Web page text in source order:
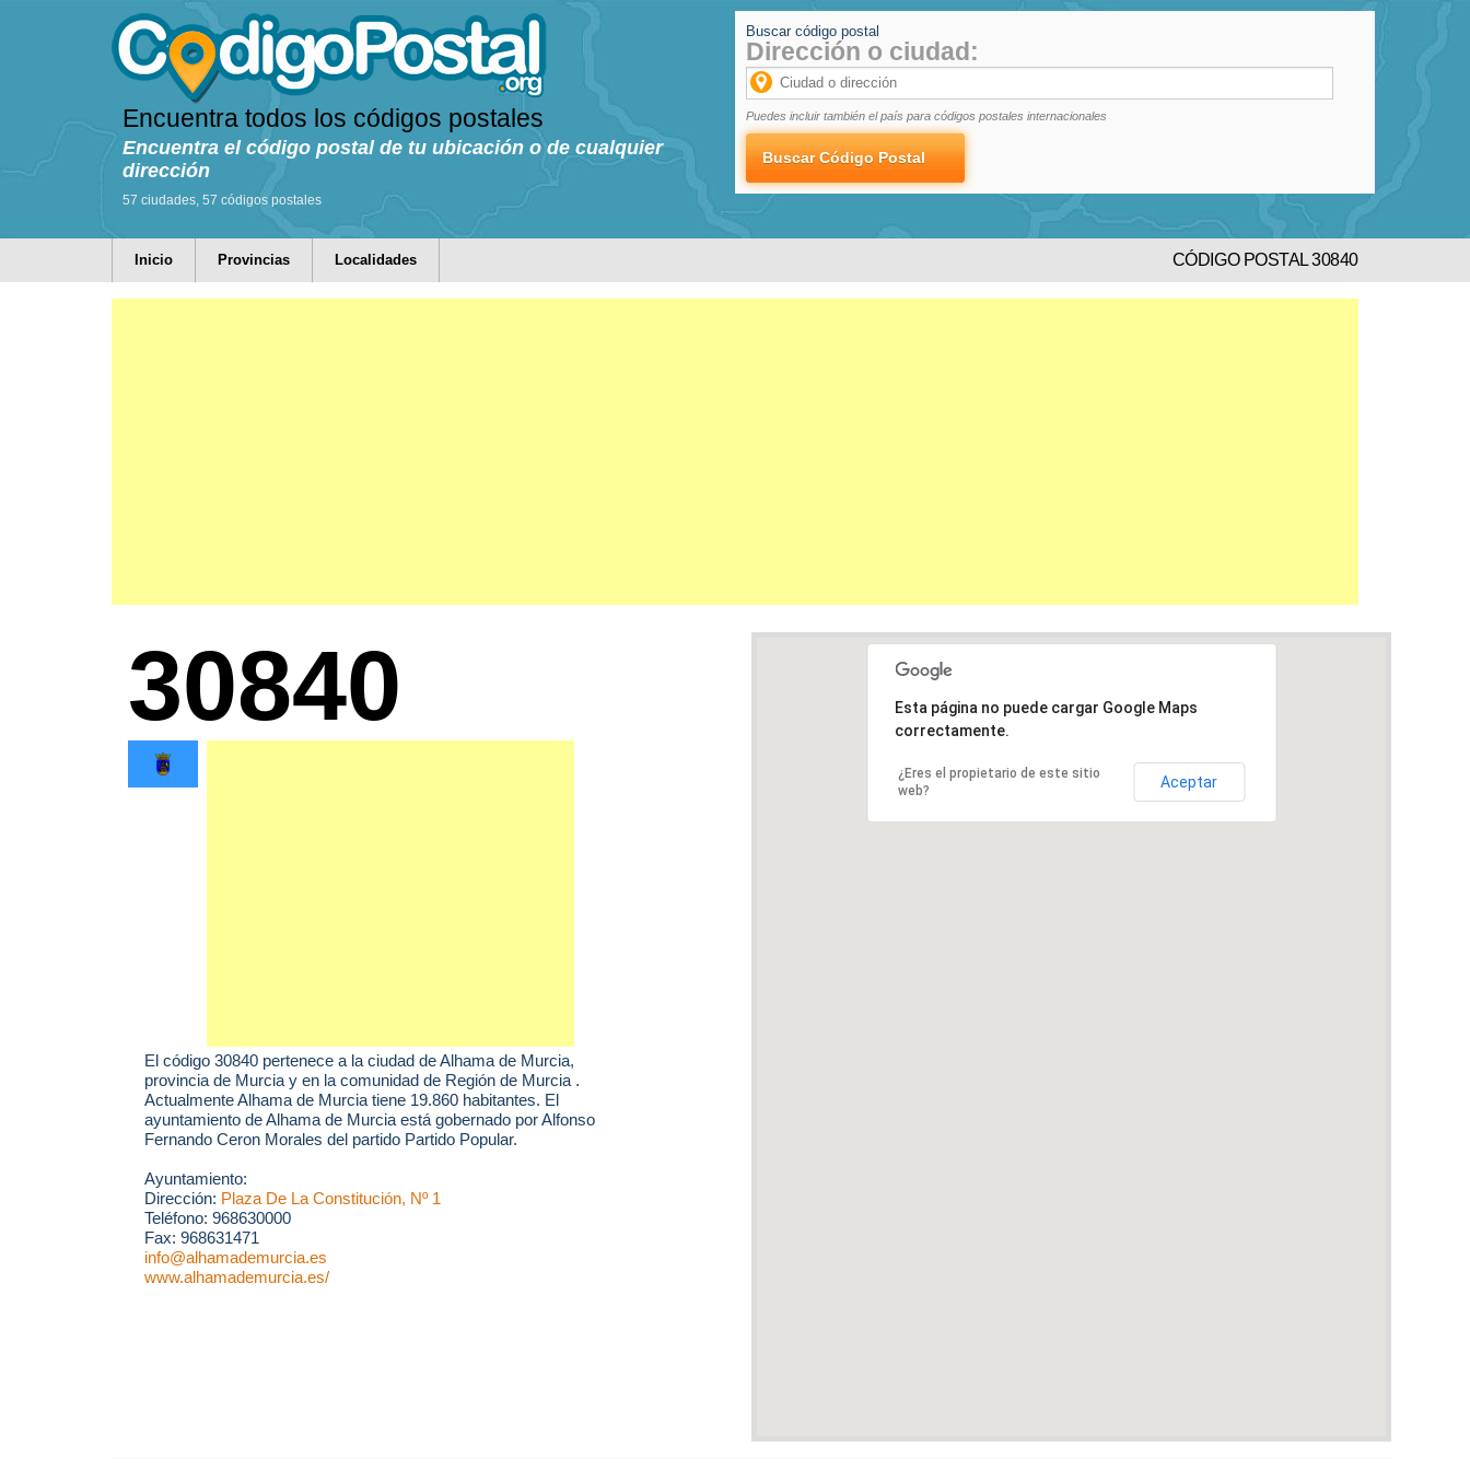
Encuentra todos los códigos postales
Encuentra el código postal de tu ubicación o de cualquier
dirección
57 ciudades, 57 códigos postales
Buscar código postal
Dirección o ciudad:
Puedes incluir también el país para códigos postales internacionales
Inicio Provincias Localidades CÓDIGO POSTAL 30840
30840
El código 30840 pertenece a la ciudad deAlhama de Murcia,
provincia de Murcia y en la comunidad de Región de Murcia .
Actualmente Alhama de Murcia tiene 19.860 habitantes. El
ayuntamiento de Alhama de Murcia está gobernado por Alfonso
Fernando Ceron Morales del partido Partido Popular.
Ayuntamiento:
Dirección: Plaza De La Constitución, Nº 1
Teléfono: 968630000
Fax: 968631471
info@alhamademurcia.es
www.alhamademurcia.es/
Esta página no puede cargar Google Maps
correctamente.
¿Eres el propietario de este sitio
web?
Aceptar